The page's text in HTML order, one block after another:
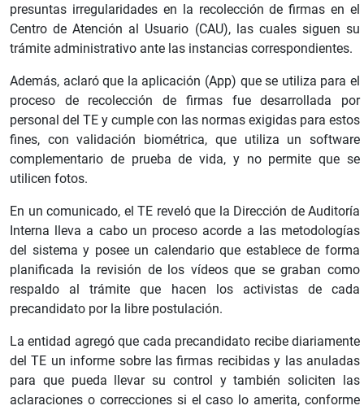
presuntas irregularidades en la recolección de firmas en el
Centro de Atención al Usuario (CAU), las cuales siguen su
trámite administrativo ante las instancias correspondientes.
Además, aclaró que la aplicación (App) que se utiliza para el
proceso de recolección de firmas fue desarrollada por
personal del TE y cumple con las normas exigidas para estos
fines, con validación biométrica, que utiliza un software
complementario de prueba de vida, y no permite que se
utilicen fotos.
En un comunicado, el TE reveló que la Dirección de Auditoría
Interna lleva a cabo un proceso acorde a las metodologías
del sistema y posee un calendario que establece de forma
planificada la revisión de los vídeos que se graban como
respaldo al trámite que hacen los activistas de cada
precandidato por la libre postulación.
La entidad agregó que cada precandidato recibe diariamente
del TE un informe sobre las firmas recibidas y las anuladas
para que pueda llevar su control y también soliciten las
aclaraciones o correcciones si el caso lo amerita, conforme